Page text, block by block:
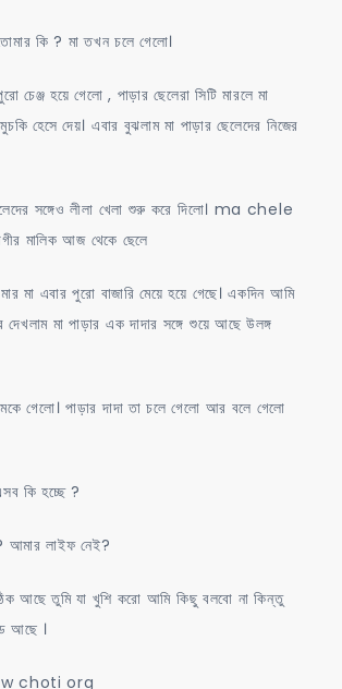
কি ? মা তখন চলে গেলো।
চেঞ্জ হয়ে গেলো , পাড়ার ছেলেরা সিটি মারলে মা
হেসে দেয়। এবার বুঝলাম মা পাড়ার ছেলেদের নিজের
সঙ্গেও লীলা খেলা শুরু করে দিলো। ma chele
মালিক আজ থেকে ছেলে
মা এবার পুরো বাজারি মেয়ে হয়ে গেছে। একদিন আমি
দেখলাম মা পাড়ার এক দাদার সঙ্গে শুয়ে আছে উলঙ্গ
গেলো। পাড়ার দাদা তা চলে গেলো আর বলে গেলো
কি হচ্ছে ?
আমার লাইফ নেই?
আছে তুমি যা খুশি করো আমি কিছু বলবো না কিন্তু
আছে ।
choti org